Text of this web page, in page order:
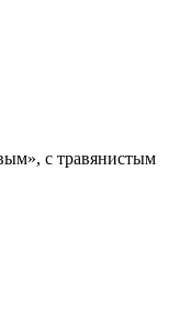
с травянистым